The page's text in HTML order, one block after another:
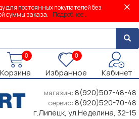
для постоянных покупателей без
суммы заказа. Подробнее...
0
Корзина
0
Избранное Кабинет
магазин: 8(920)507-48-48
сервис: 8(920)520-70-48
г.Липецк, ул.Неделина, 32-15